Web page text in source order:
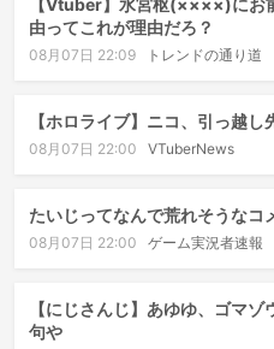
【Vtuber】水宮枢(××××)にお
由ってこれが理由だろ？
08月07日 22:09 トレンドの通り道
【ホロライブ】ニコ、引っ越
08月07日 22:00 VTuberNews
たいじってなんで荒れそうなコ
08月07日 22:00 ゲーム実況者速報
【にじさんじ】あゆゆ、ゴマ
句や